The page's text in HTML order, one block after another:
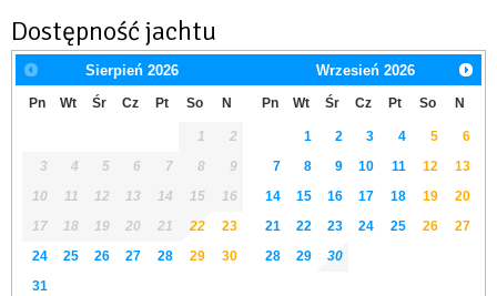
Dostępność jachtu
Sierpień 2026
Pn Wt Śr Cz Pt So N
1
2
3
4 5 6 7 8
9
10
11 12 13 14 15
16
17
18 19 20 21 22
23
24
25 26 27 28 29
30
31
Wrzesień 2026
Pn Wt Śr Cz Pt So N
1 2 3 4 5
6
7
8 9 10 11 12
13
14
15 16 17 18 19
20
21
22 23 24 25 26
27
28
29 30